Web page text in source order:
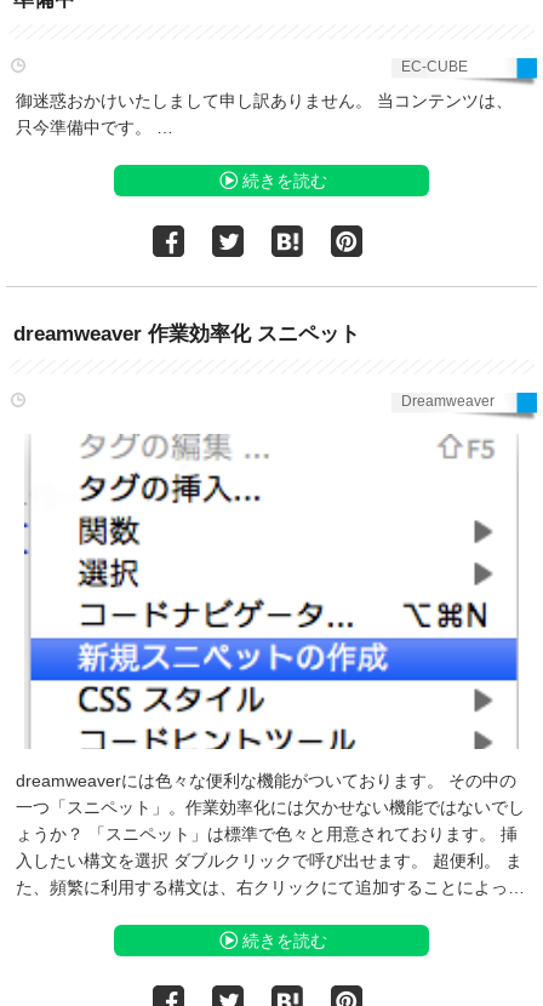
EC-CUBE
御迷惑おかけいたしまして申し訳ありません。 当コンテンツは、
只今準備中です。 …
続きを読む
dreamweaver 作業効率化 スニペット
Dreamweaver
dreamweaverには色々な便利な機能がついております。 その中の
一つ「スニペット」。作業効率化には欠かせない機能ではないでし
ょうか？ 「スニペット」は標準で色々と用意されております。 挿
入したい構文を選択 ダブルクリックで呼び出せます。 超便利。 ま
た、頻繁に利用する構文は、右クリックにて追加することによっ…
続きを読む